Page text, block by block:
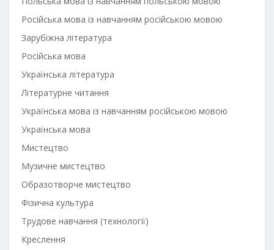
Російська мова із навчанням російською мовою
Зарубіжна література
Російська мова
Українська література
Літературне читання
Українська мова із навчанням російською мовою
Українська мова
Мистецтво
Музичне мистецтво
Образотворче мистецтво
Фізична культура
Трудове навчання (технології)
Креслення